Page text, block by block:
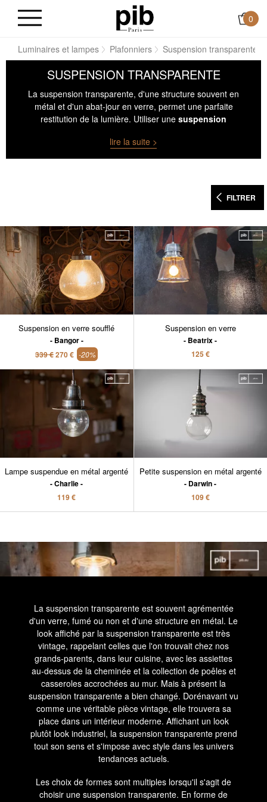
0
Luminaires et lampes Plafonniers Suspension transparente
SUSPENSION TRANSPARENTE
La suspension transparente, d'une structure souvent en
métal et d'un abat-jour en verre, permet une parfaite
restitution de la lumière. Utiliser une suspension
agrémente la pièce d'une ambiance chaleureuse
agréable.
lire la suite >
FILTRER
Suspension en verre soufflé
Bangor
339 €270 € -20%
Suspension en verre
Beatrix
125 €
Lampe suspendue en métal argenté
Charlie
119 €
Petite suspension en métal argenté
Darwin
109 €
La suspension transparente est souvent agrémentée
d'un verre, fumé ou non et d'une structure en métal. Le
look affiché par la suspension transparente est très
vintage, rappelant celles que l'on trouvait chez nos
grands-parents, dans leur cuisine, avec les assiettes
au-dessus de la cheminée et la collection de poêles et
casseroles accrochées au mur. Mais à présent la
suspension transparente a bien changé. Dorénavant vu
comme une véritable pièce vintage, elle trouvera sa
place dans un intérieur moderne. Affichant un look
plutôt look industriel, la suspension transparente prend
tout son sens et s'impose avec style dans les univers
tendances actuels.
Les choix de formes sont multiples lorsqu'il s'agit de
choisir une suspension transparente. En forme de